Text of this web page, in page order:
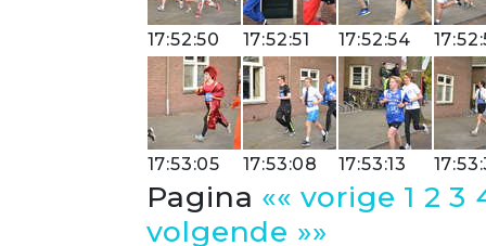
17:52:50 17:52:51 17:52:54
17:53:05 17:53:08 17:53:13
Pagina «« vorige 1 2 3
volgende »»